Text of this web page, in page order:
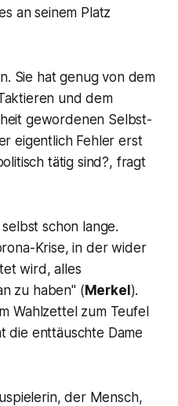
an seinem Platz
Sie hat genug von dem
und dem
gewordenen Selbst-
eigentlich Fehler erst
tätig sind?, fragt
schon lange.
Krise, in der wider
wird, alles
zu haben"(Merkel).
Wahlzettel zum Teufel
die enttäuschte Dame
der Mensch,